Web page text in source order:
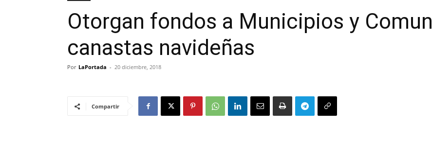
Otorgan fondos a Municipios y
canastas navideñas
Por LaPortada - 20 diciembre, 2018
Compartir